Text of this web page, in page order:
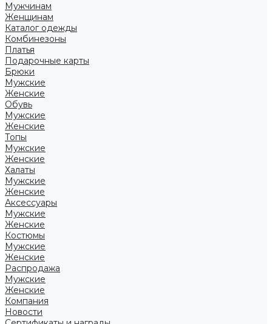
Мужчинам
Женщинам
Каталог одежды
Комбинезоны
Платья
Подарочные карты
Брюки
Мужские
Женские
Обувь
Мужские
Женские
Топы
Мужские
Женские
Халаты
Мужские
Женские
Аксессуары
Мужские
Женские
Костюмы
Мужские
Женские
Распродажа
Мужские
Женские
Компания
Новости